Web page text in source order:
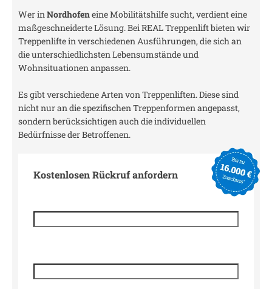
Wer inNordhofeneine Mobilitätshilfe sucht, verdient eine
maßgeschneiderte Lösung. Bei REAL Treppenlift bieten wir
Treppenlifte in verschiedenen Ausführungen, die sich an
die unterschiedlichsten Lebensumstände und
Wohnsituationen anpassen.
Es gibt verschiedene Arten von Treppenliften. Diese sind
nicht nur an die spezifischen Treppenformen angepasst,
sondern berücksichtigen auch die individuellen
Bedürfnisse der Betroffenen.
Kostenlosen Rückruf anfordern